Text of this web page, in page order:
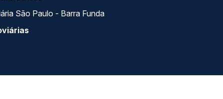
São Paulo - Barra Funda